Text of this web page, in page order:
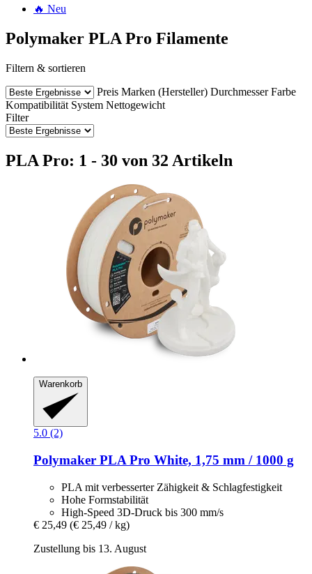
🔥 Neu
Polymaker PLA Pro Filamente
Filtern & sortieren
Preis Marken (Hersteller) Durchmesser Farbe
Kompatibilität System Nettogewicht
Filter
PLA Pro: 1 - 30 von 32 Artikeln
Warenkorb
5.0 (2)
Polymaker PLA Pro White, 1,75 mm / 1000 g
PLA mit verbesserter Zähigkeit & Schlagfestigkeit
Hohe Formstabilität
High-Speed 3D-Druck bis 300 mm/s
€ 25,49 (€ 25,49 / kg)
Zustellung bis 13. August